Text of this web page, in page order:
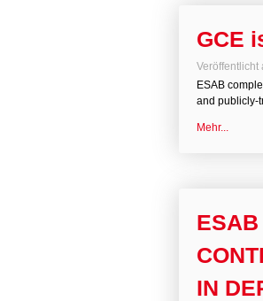
GCE
Veröffentlicht
ESAB
and publicly-
Mehr...
ESAB
IN